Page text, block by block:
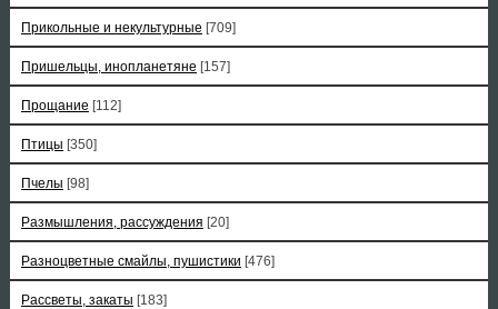
Прикольные и некультурные [709]
Пришельцы, инопланетяне [157]
Прощание [112]
Птицы [350]
Пчелы [98]
Размышления, рассуждения [20]
Разноцветные смайлы, пушистики [476]
Рассветы, закаты [183]